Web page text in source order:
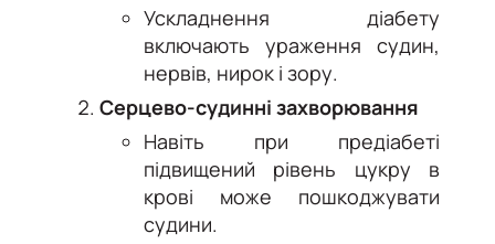
Ускладнення діабету
включають ураження судин,
нервів, нирок і зору.
Серцево-судинні захворювання
Навіть при предіабеті
підвищений рівень цукру в
крові може пошкоджувати
судини.